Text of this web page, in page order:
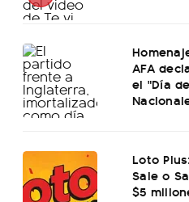
AFA
el "Día
Loto
Sale o
$5